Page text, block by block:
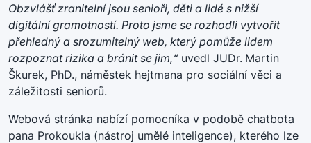
Obzvlášť zranitelní jsou senioři, děti a lidé s nižší
digitální gramotností. Proto jsme se rozhodli vytvořit
přehledný a srozumitelný web, který pomůže lidem
rozpoznat rizika a bránit se jim,“uvedl JUDr. Martin
Škurek, PhD., náměstek hejtmana pro sociální věci a
záležitosti seniorů.
Webová stránka nabízí pomocníka v podobě chatbota
pana Prokoukla (nástroj umělé inteligence), kterého lze